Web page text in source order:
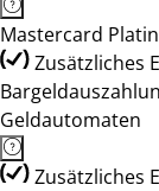
Mastercard
Zusätzliches
Geldautomaten
Zusätzliches